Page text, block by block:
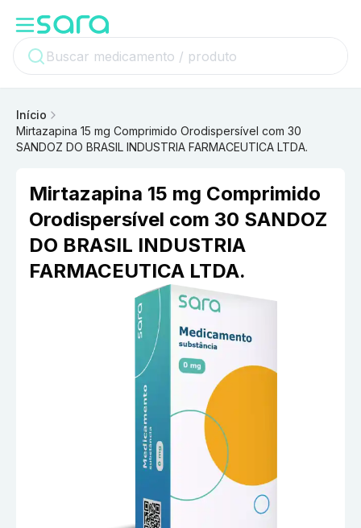
Início
Mirtazapina 15 mg Comprimido Orodispersível com 30
SANDOZ DO BRASIL INDUSTRIA FARMACEUTICA LTDA.
Mirtazapina 15 mg Comprimido
Orodispersível com 30 SANDOZ
DO BRASIL INDUSTRIA
FARMACEUTICA LTDA.